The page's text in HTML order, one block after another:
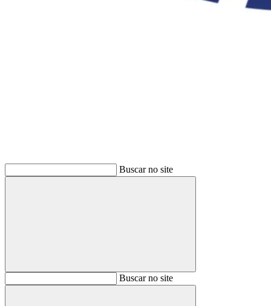
Buscar no site
BuscarBuscar no site